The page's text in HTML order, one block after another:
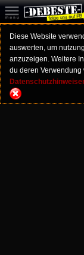
Diese Website
auswerten, um
anzuzeigen. Weitere
du deren